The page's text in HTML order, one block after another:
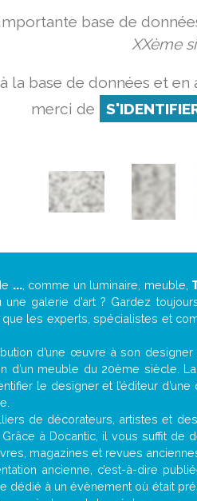
base de
XXème
la base de données et
merci de
..., comme un luminaire, meuble,
galerie d’art ? Gardez
les experts, spécialistes et
d’une œuvre à son
d’un meuble du 20ème siècle.
le designer et l’éditeur
de décorateurs, artistes et
à Docantic, il vous suffit
magazines et revues
ancienne, c’est-à-dire
dédié à un évènement où était